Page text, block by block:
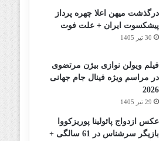
درگذشت میهن اعلا چهره پرداز
پیشکسوت ایران + علت فوت
30 تیر 1405
فیلم ویولن نوازی بیژن مرتضوی
در مراسم ویژه فینال جام جهانی
2026
29 تیر 1405
عکس ازدواج پائولینا پوریزکووا
بازیگر سرشناس در 61 سالگی +